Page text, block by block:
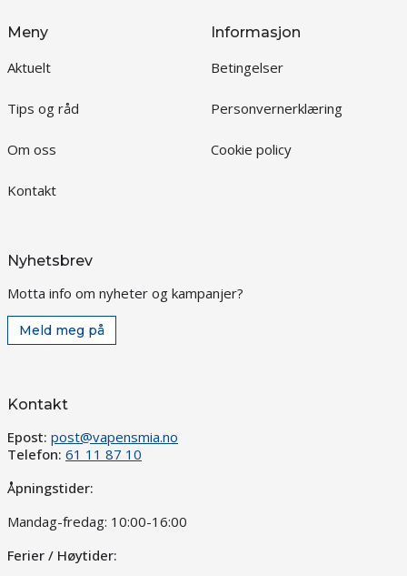
Meny
Aktuelt
Tips og råd
Om oss
Kontakt
Informasjon
Betingelser
Personvernerklæring
Cookie policy
Nyhetsbrev
Motta info om nyheter og kampanjer?
Meld meg på
Kontakt
Epost: post@vapensmia.no
Telefon: 61 11 87 10
Åpningstider:
Mandag-fredag: 10:00-16:00
Ferier / Høytider: